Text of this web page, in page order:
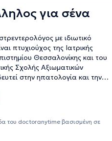
για σένα
με ιδιωτικό
πτυχιούχος της Ιατρικής
Θεσσαλονίκης και του
Σχολής Αξιωματικών
στην ηπατολογία και την
ακτίνων laser στη
Νοσοκομείου Αθηνών "Ο
και στην παθολογία στη Β'
του doctoranytime βασισμένη σε